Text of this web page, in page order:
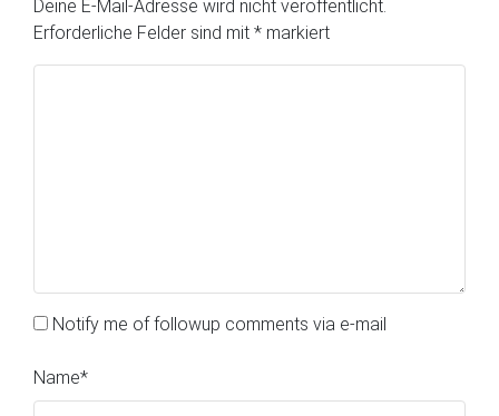
Deine E-Mail-Adresse wird nicht veröffentlicht.
Erforderliche Felder sind mit * markiert
Notify me of followup comments via e-mail
Name*